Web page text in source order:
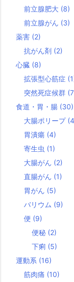
前立腺肥大 (8)
前立腺がん (3)
薬害 (2)
抗がん剤 (2)
心臓 (8)
拡張型心筋症
突然死症候群
食道・胃・腸 (30)
大腸ポリープ
胃潰瘍 (4)
寄生虫 (1)
大腸がん (2)
直腸がん (1)
胃がん (5)
バリウム (9)
便 (9)
便秘 (2)
下痢 (5)
運動系 (16)
筋肉痛 (10)